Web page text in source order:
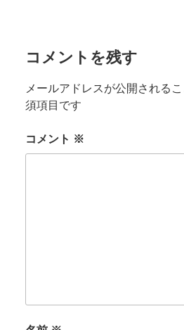
コメントを残す
メールアドレスが公開されるこ
須項目です
コメント ※